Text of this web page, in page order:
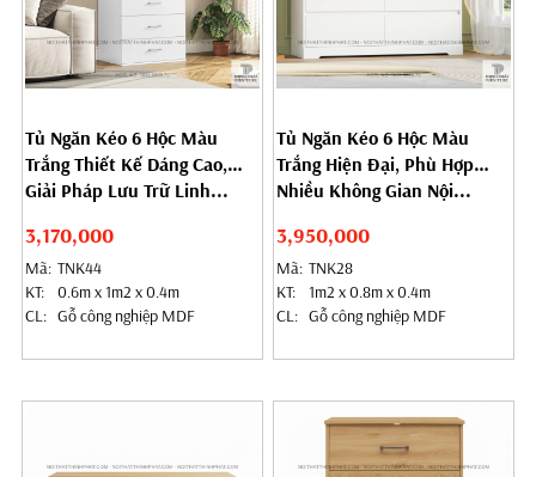
Tủ Ngăn Kéo 6 Hộc Màu
Trắng Thiết Kế Dáng Cao,
Giải Pháp Lưu Trữ Linh...
3,170,000
Mã: TNK44
KT:
0.6m x 1m2 x 0.4m
CL: Gỗ công nghiệp MDF
Tủ Ngăn Kéo 6 Hộc Màu
Trắng Hiện Đại, Phù Hợp
Nhiều Không Gian Nội...
3,950,000
Mã: TNK28
KT:
​​​​​​​1m2 x 0.8m x 0.4m
CL: Gỗ công nghiệp MDF